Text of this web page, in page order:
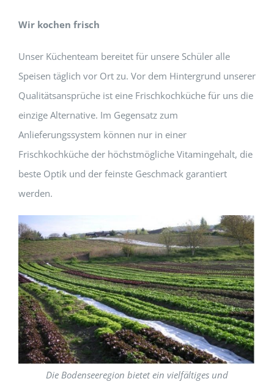
Wir kochen frisch
Unser Küchenteam bereitet für unsere Schüler alle
Speisen täglich vor Ort zu. Vor dem Hintergrund unserer
Qualitätsansprüche ist eine Frischkochküche für uns die
einzige Alternative. Im Gegensatz zum
Anlieferungssystem können nur in einer
Frischkochküche der höchstmögliche Vitamingehalt, die
beste Optik und der feinste Geschmack garantiert
werden.
Die Bodenseeregion bietet ein vielfältiges und